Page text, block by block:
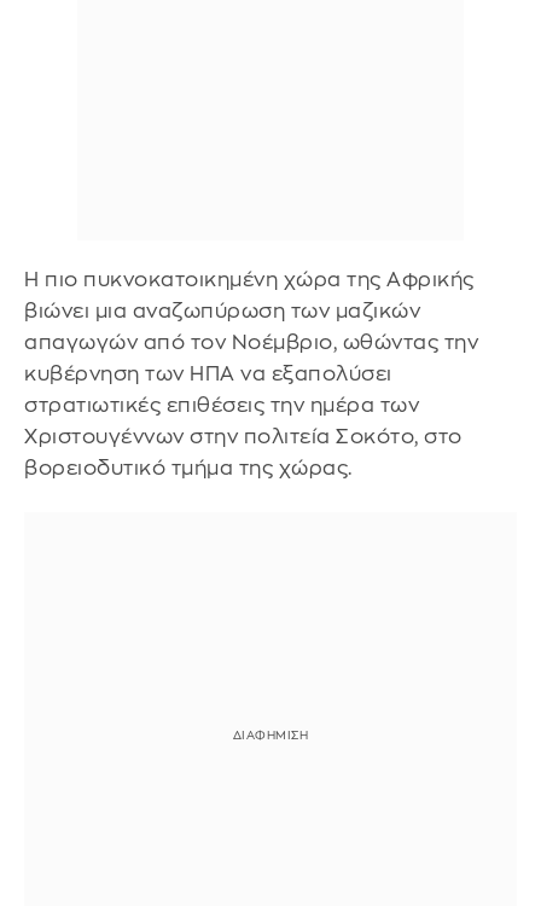
Η πιο πυκνοκατοικημένη χώρα της Αφρικής
βιώνει μια αναζωπύρωση των μαζικών
απαγωγών από τον Νοέμβριο, ωθώντας την
κυβέρνηση των ΗΠΑ να εξαπολύσει
στρατιωτικές επιθέσεις την ημέρα των
Χριστουγέννων στην πολιτεία Σοκότο, στο
βορειοδυτικό τμήμα της χώρας.